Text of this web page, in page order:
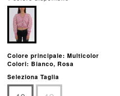
Colore principale: Multicolor
Colori: Bianco, Rosa
Seleziona Taglia